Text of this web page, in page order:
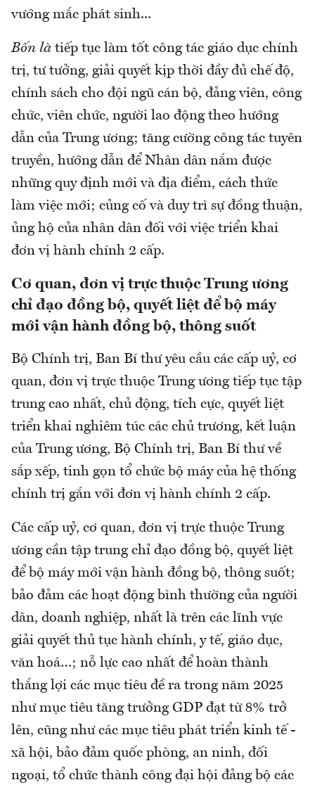
vướng mắc phát sinh...
Bốn là tiếp tục làm tốt công tác giáo dục chính
trị, tư tưởng, giải quyết kịp thời đầy đủ chế độ,
chính sách cho đội ngũ cán bộ, đảng viên, công
chức, viên chức, người lao động theo hướng
dẫn của Trung ương; tăng cường công tác tuyên
truyền, hướng dẫn để Nhân dân nắm được
những quy định mới và địa điểm, cách thức
làm việc mới; củng cố và duy trì sự đồng thuận,
ủng hộ của nhân dân đối với việc triển khai
đơn vị hành chính 2 cấp.
Cơ quan, đơn vị trực thuộc Trung ương
chỉ đạo đồng bộ, quyết liệt để bộ máy
mới vận hành đồng bộ, thông suốt
Bộ Chính trị, Ban Bí thư yêu cầu các cấp uỷ, cơ
quan, đơn vị trực thuộc Trung ương tiếp tục tập
trung cao nhất, chủ động, tích cực, quyết liệt
triển khai nghiêm túc các chủ trương, kết luận
của Trung ương, Bộ Chính trị, Ban Bí thư về
sắp xếp, tinh gọn tổ chức bộ máy của hệ thống
chính trị gắn với đơn vị hành chính 2 cấp.
Các cấp uỷ, cơ quan, đơn vị trực thuộc Trung
ương cần tập trung chỉ đạo đồng bộ, quyết liệt
để bộ máy mới vận hành đồng bộ, thông suốt;
bảo đảm các hoạt động bình thường của người
dân, doanh nghiệp, nhất là trên các lĩnh vực
giải quyết thủ tục hành chính, y tế, giáo dục,
văn hoá…; nỗ lực cao nhất để hoàn thành
thắng lợi các mục tiêu đề ra trong năm 2025
như mục tiêu tăng trưởng GDP đạt từ 8% trở
lên, cũng như các mục tiêu phát triển kinh tế -
xã hội, bảo đảm quốc phòng, an ninh, đối
ngoại, tổ chức thành công đại hội đảng bộ các